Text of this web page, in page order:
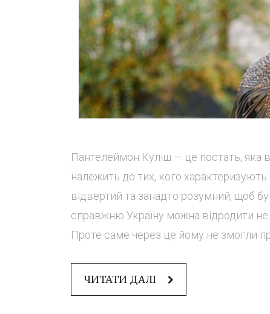
Пантелеймон Куліш — це постать, яка
належить до тих, кого
відвертий та занадто розумний, щоб
справжню Україну можна відродити
Проте саме через це йому не змогли
ЧИТАТИ ДАЛІ